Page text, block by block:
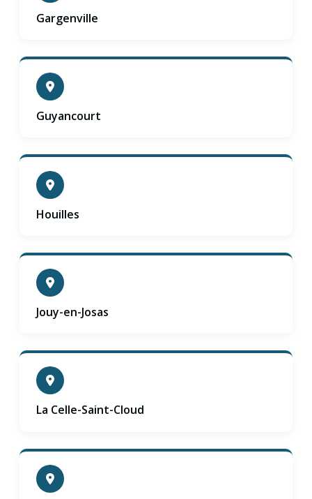
Gargenville
Guyancourt
Houilles
Jouy-en-Josas
La Celle-Saint-Cloud